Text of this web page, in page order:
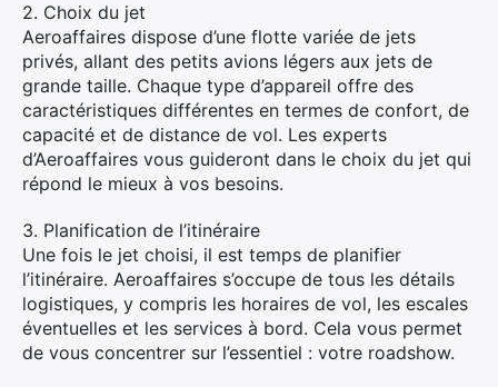
2. Choix du jet
Aeroaffaires dispose d’une flotte variée de jets
privés, allant des petits avions légers aux jets de
grande taille. Chaque type d’appareil offre des
caractéristiques différentes en termes de confort, de
capacité et de distance de vol. Les experts
d’Aeroaffaires vous guideront dans le choix du jet qui
répond le mieux à vos besoins.
3. Planification de l’itinéraire
Une fois le jet choisi, il est temps de planifier
l’itinéraire. Aeroaffaires s’occupe de tous les détails
logistiques, y compris les horaires de vol, les escales
éventuelles et les services à bord. Cela vous permet
de vous concentrer sur l’essentiel : votre roadshow.